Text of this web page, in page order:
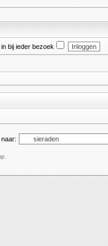
bij ieder bezoek